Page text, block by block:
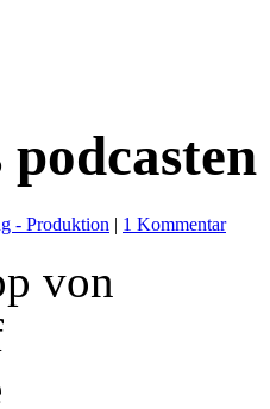
- Produktion | 1 Kommentar